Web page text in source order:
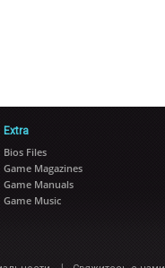
Extra
Bios Files
Game Magazines
Game Manuals
Game Music